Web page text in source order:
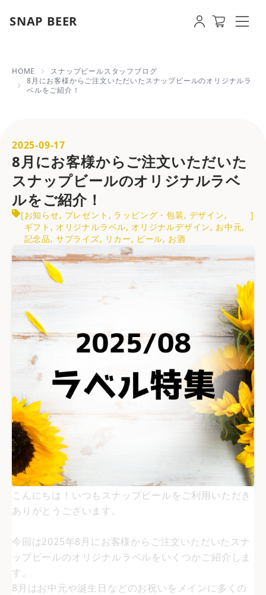
SNAP BEER 8月にお客様からご注文いただいたスナ
HOME
スナップビールスタッフブログ
8月にお客様からご注文いただいたスナップビールのオリジナルラ
ベルをご紹介！
2025-09-17
8月にお客様からご注文いただいた
スナップビールのオリジナルラベ
ルをご紹介！
[お知らせ, プレゼント , ラッピング・包装, デザイン,
ギフト , オリジナルラベル, オリジナルデザイン, お中元,
記念品, サプライズ, リカー, ビール, お酒
]
こんにちは！いつもスナップビールをご利用いただき
ありがとうございます。
今回は2025年8月にお客様からご注文いただいたスナ
ップビールのオリジナルラベルをいくつかご紹介しま
す。
8月はお中元や誕生日などのお祝いをメインに多くの